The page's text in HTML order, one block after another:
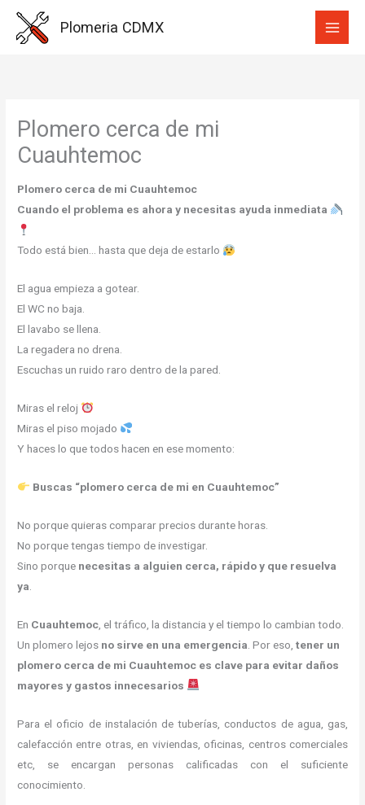
Plomeria CDMX
Plomero cerca de mi
Cuauhtemoc
Plomero cerca de mi Cuauhtemoc
Cuando el problema es ahora y necesitas ayuda inmediata
Todo está bien… hasta que deja de estarlo
El agua empieza a gotear.
El WC no baja.
El lavabo se llena.
La regadera no drena.
Escuchas un ruido raro dentro de la pared.
Miras el reloj
Miras el piso mojado
Y haces lo que todos hacen en ese momento:
Buscas “plomero cerca de mi en Cuauhtemoc”
No porque quieras comparar precios durante horas.
No porque tengas tiempo de investigar.
Sino porque necesitas a alguien cerca, rápido y que resuelva
ya
En Cuauhtemoc , el tráfico, la distancia y el tiempo lo cambian todo.
Un plomero lejos no sirve en una emergencia . Por eso,tener un
plomero cerca de mi Cuauhtemoc es clave para evitar daños
mayores y gastos innecesarios
Para el oficio de instalación de tuberías, conductos de agua, gas,
calefacción entre otras, en viviendas, oficinas, centros comerciales
etc, se encargan personas calificadas con el suficiente
conocimiento.